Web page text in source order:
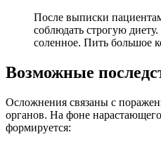
После выписки
соблюдать строгую
соленное. Пить большое
Возможные
Осложнения связаны с
органов. На фоне
формируется: